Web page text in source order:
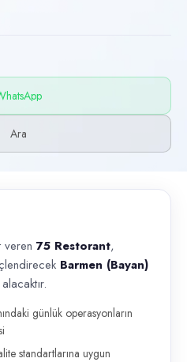
Restorant , operasyonel
Ara
veren 75 Restorant,
Barmen (Bayan)
günlük operasyonların
standartlarına uygun